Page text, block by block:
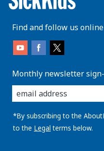
Find and follow us online
Monthly newsletter
enter
you
email
address:
*By subscribing to the
to the Legal terms below.